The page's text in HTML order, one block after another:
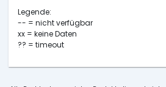
Legende:
-- = nicht verfügbar
xx = keine Daten
?? = timeout